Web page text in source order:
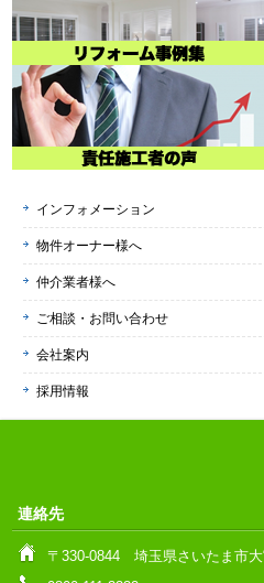
インフォメーション
物件オーナー様へ
仲介業者様へ
ご相談・お問い合わせ
会社案内
採用情報
連絡先
〒330-0844 埼玉県さいたま市